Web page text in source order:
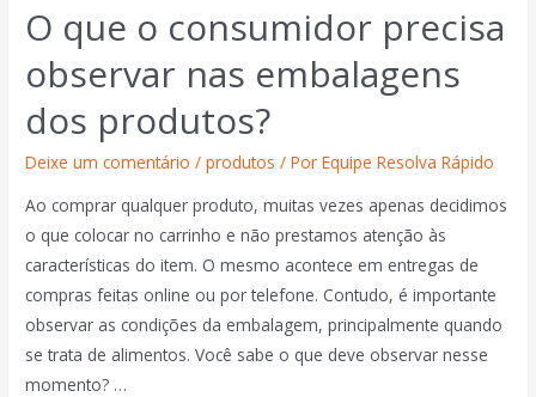
O que o consumidor precisa
observar nas embalagens
dos produtos?
Deixe um comentário /produtos / PorEquipe Resolva Rápido
Ao comprar qualquer produto, muitas vezes apenas decidimos
o que colocar no carrinho e não prestamos atenção às
características do item. O mesmo acontece em entregas de
compras feitas online ou por telefone. Contudo, é importante
observar as condições da embalagem, principalmente quando
se trata de alimentos. Você sabe o que deve observar nesse
momento? …